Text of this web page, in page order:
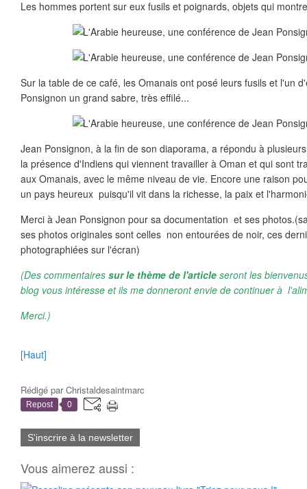
Les hommes portent sur eux fusils et poignards, objets qui
Sur la table de ce café, les Omanais ont posé leurs fusils et l'un
Ponsignon un grand sabre, très effilé...
Jean Ponsignon, à la fin de son diaporama, a répondu à
la présence d'Indiens qui viennent travailler à Oman et qui sont
aux Omanais, avec le même niveau de vie. Encore une raison
un pays heureux puisqu'il vit dans la richesse, la paix et
Merci à Jean Ponsignon pour sa documentation et ses
ses photos originales sont celles non entourées de noir, ces
photographiées sur l'écran)
(Des commentaires sur le thème de l'article seront les
blog vous intéresse et ils me donneront envie de continuer à
Merci.)
[Haut]
Rédigé parChristaldesaintmarc
Repost 0
S'inscrire à la newsletter
Vous aimerez aussi :